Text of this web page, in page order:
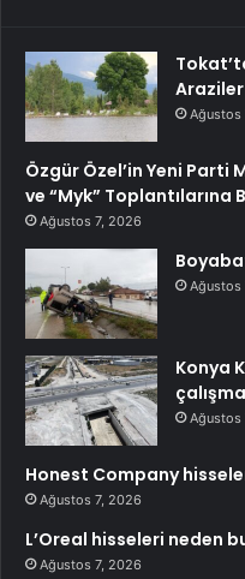
Araziler
Ağustos
Özgür Özel’in Yeni Parti
ve “Myk” Toplantılarına
Ağustos 7, 2026
Ağustos
Konya
Ağustos
Honest Company
Ağustos 7, 2026
L’Oreal hisseleri neden
Ağustos 7, 2026